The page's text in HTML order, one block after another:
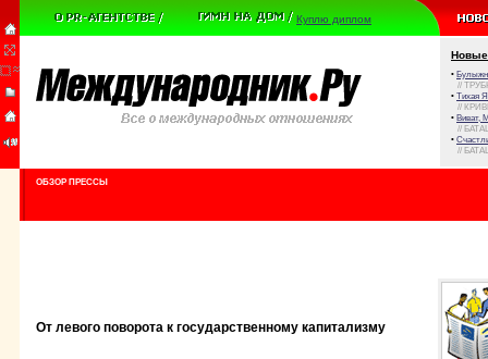
Куплю диплом
Новые
•
//
• Тихая
//
• Виват,
//
•
//
ОБЗОР ПРЕССЫ
От левого поворота к государственному капитализму